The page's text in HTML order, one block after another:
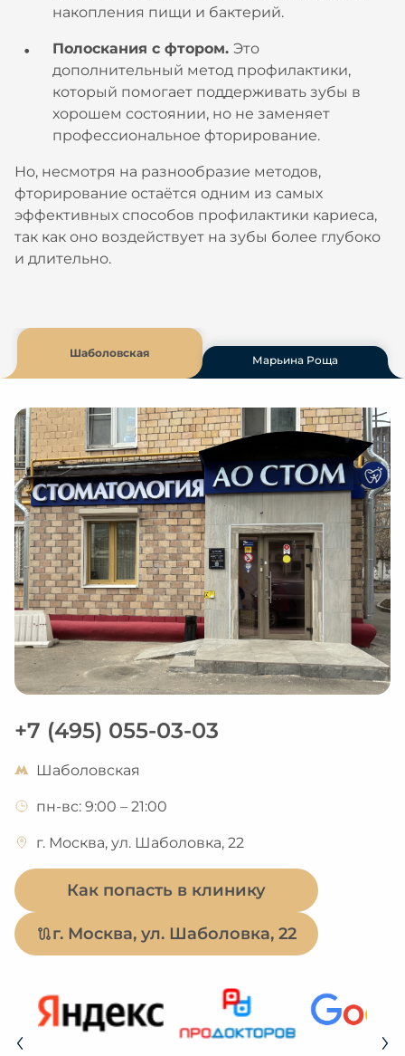
накопления пищи и бактерий.
Полоскания с фтором. Это
дополнительный метод профилактики,
который помогает поддерживать зубы в
хорошем состоянии, но не заменяет
профессиональное фторирование.
Но, несмотря на разнообразие методов,
фторирование остаётся одним из самых
эффективных способов профилактики кариеса,
так как оно воздействует на зубы более глубоко
и длительно.
Шаболовская
Марьина Роща
+7 (495) 055-03-03
Шаболовская
пн-вс: 9:00 – 21:00
г. Москва, ул. Шаболовка, 22
Как попасть в клинику
г. Москва, ул. Шаболовка, 22